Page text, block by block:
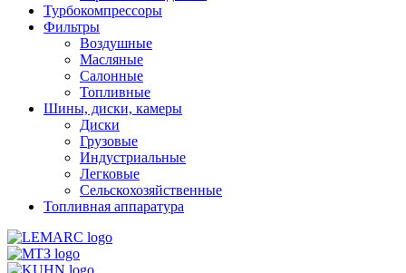
Турбокомпрессоры
Фильтры
Воздушные
Масляные
Салонные
Топливные
Шины, диски, камеры
Диски
Грузовые
Индустриальные
Легковые
Сельскохозяйственные
Топливная аппаратура